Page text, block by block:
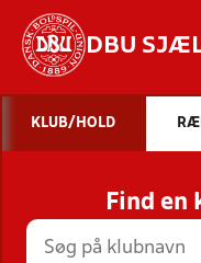
DBU
STILLINGER,
KLUB/HOLD
Find en